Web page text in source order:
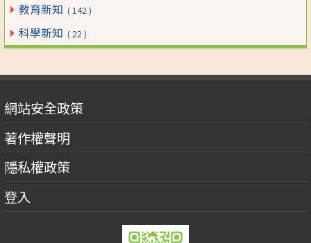
教育新知 ( 142 )
科學新知 ( 22 )
網站安全政策
著作權聲明
隱私權政策
登入